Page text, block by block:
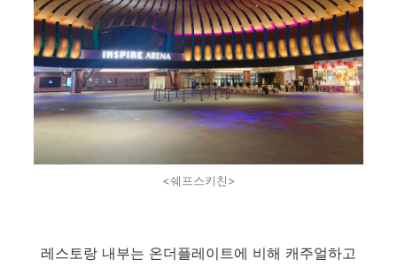
<쉐프스키친>
레스토랑 내부는 온더플레이트에 비해 캐주얼하고